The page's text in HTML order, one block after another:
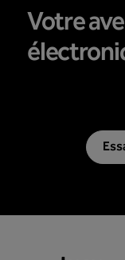
Votre